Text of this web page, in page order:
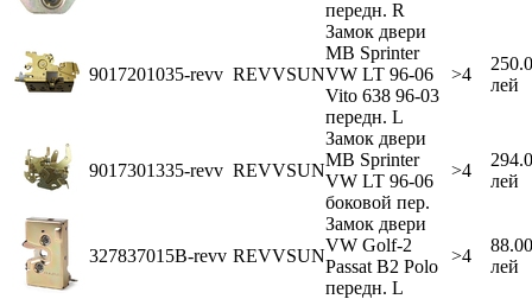
передн. R
9017201035-revv REVVSUN
Замок двери
MB Sprinter
VW LT 96-06
Vito 638 96-03
передн. L
>4
лей
9017301335-revv REVVSUN
Замок двери
MB Sprinter
VW LT 96-06
боковой пер.
>4
лей
327837015B-revv REVVSUN
Замок двери
VW Golf-2
Passat B2 Polo
передн. L
>4
88.00
лей